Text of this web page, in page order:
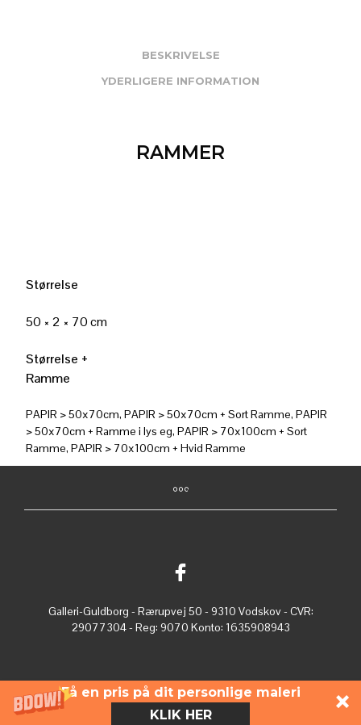
Få en pris på dit personlige maleri
KLIK HER
BESKRIVELSE
YDERLIGERE INFORMATION
RAMMER
Størrelse
50 × 2 × 70 cm
Størrelse +
Ramme
PAPIR > 50x70cm, PAPIR > 50x70cm + Sort Ramme, PAPIR
> 50x70cm + Ramme i lys eg, PAPIR > 70x100cm + Sort
Ramme, PAPIR > 70x100cm + Hvid Ramme
Galleri-Guldborg - Rærupvej 50 - 9310 Vodskov - CVR:
29077304 - Reg: 9070 Konto: 1635908943